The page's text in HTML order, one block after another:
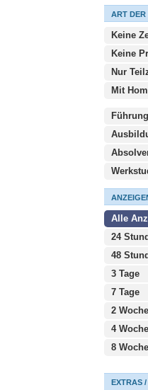
ART DER
Keine
Keine
Nur
Mit
Alle
24
48
3 Tage
7 Tage
2
4
8
EXTRAS